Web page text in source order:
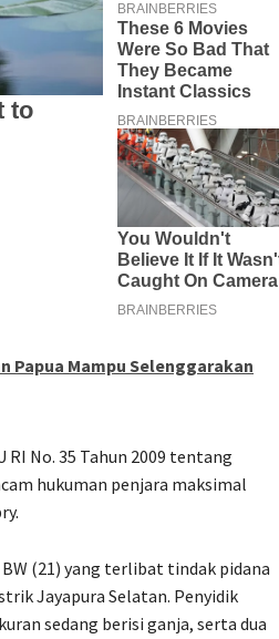
Papua Mampu Selenggarakan
RI No. 35 Tahun 2009 tentang
hukuman penjara maksimal
(21) yang terlibat tindak pidana
Jayapura Selatan. Penyidik
sedang berisi ganja, serta dua